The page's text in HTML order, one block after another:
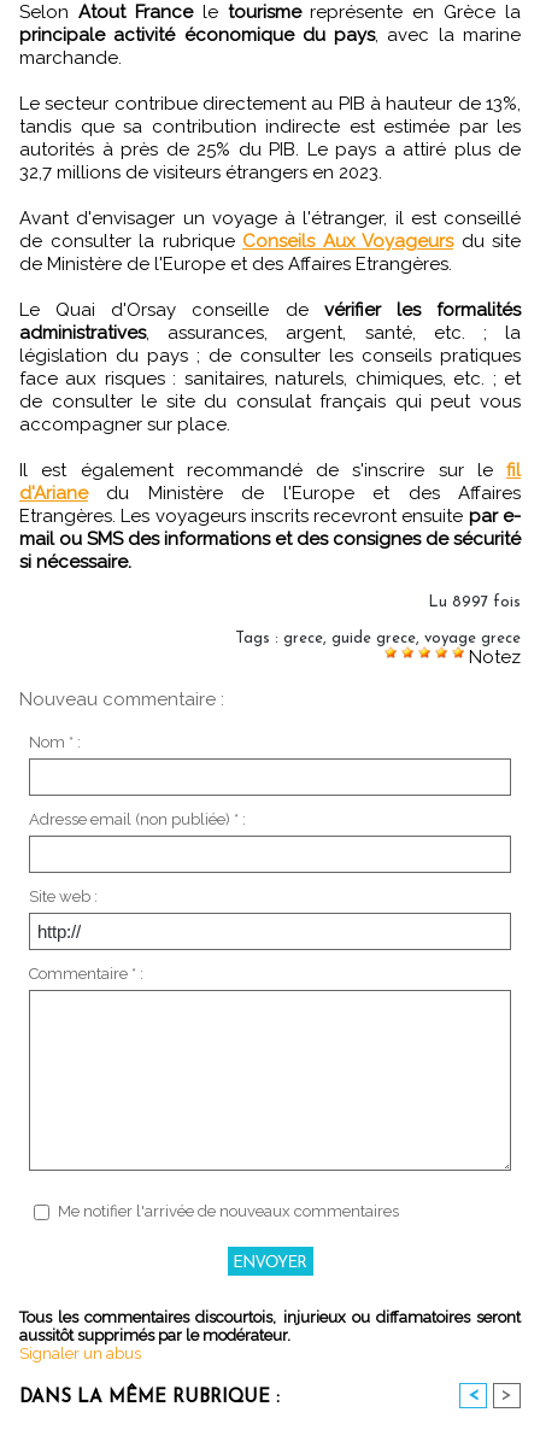
Selon Atout Francele tourismereprésente en Grèce la
principale activité économique du pays, avec la marine
marchande.
Le secteur contribue directement au PIB à hauteur de 13%,
tandis que sa contribution indirecte est estimée par les
autorités à près de 25% du PIB. Le pays a attiré plus de
32,7 millions de visiteurs étrangers en 2023.
Avant d'envisager un voyage à l'étranger, il est conseillé
de consulter la rubrique Conseils Aux Voyageursdu site
de Ministère de l'Europe et des Affaires Etrangères.
Le Quai d'Orsay conseille de vérifier les formalités
administratives, assurances, argent, santé, etc. ; la
législation du pays ; de consulter les conseils pratiques
face aux risques : sanitaires, naturels, chimiques, etc. ; et
de consulter le site du consulat français qui peut vous
accompagner sur place.
Il est également recommandé de s'inscrire sur le fil
d'Arianedu Ministère de l'Europe et des Affaires
Etrangères. Les voyageurs inscrits recevront ensuite par e-
mail ou SMS des informations et des consignes de sécurité
si nécessaire.
Lu 8997 fois
Tags : grece, guide grece, voyage grece
Notez
Nouveau commentaire :
Nom * :
Adresse email (non publiée) * :
Site web :
Commentaire * :
Me notifier l'arrivée de nouveaux commentaires
Tous les commentaires discourtois, injurieux ou diffamatoires seront
aussitôt supprimés par le modérateur.
Signaler un abus
DANS LA MÊME RUBRIQUE : < >